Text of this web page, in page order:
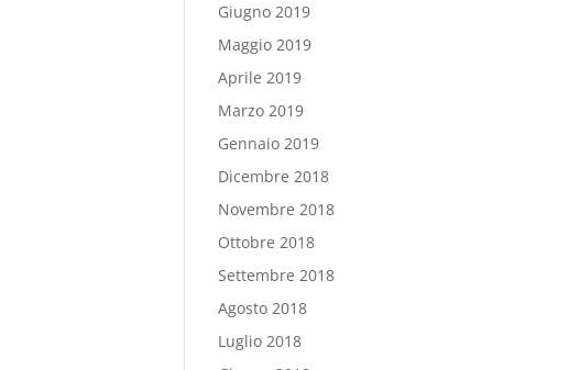
Giugno 2019
Maggio 2019
Aprile 2019
Marzo 2019
Gennaio 2019
Dicembre 2018
Novembre 2018
Ottobre 2018
Settembre 2018
Agosto 2018
Luglio 2018